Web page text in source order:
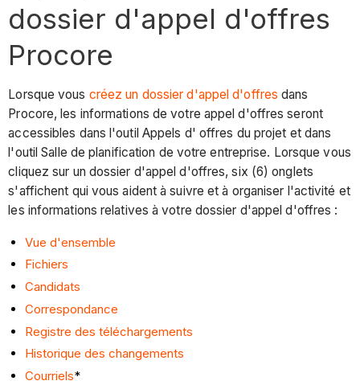
dossier d'appel d'offres
Procore
Lorsque vous créez un dossier d'appel d'offres dans
Procore, les informations de votre appel d'offres seront
accessibles dans l'outil Appels d' offres du projet et dans
l'outilSalle de planification de votre entreprise. Lorsque vous
cliquez sur un dossier d'appel d'offres, six (6) onglets
s'affichent qui vous aident à suivre et à organiser l'activité et
les informations relatives à votre dossier d'appel d'offres :
Vue d'ensemble
Fichiers
Candidats
Correspondance
Registre des téléchargements
Historique des changements
Courriels*